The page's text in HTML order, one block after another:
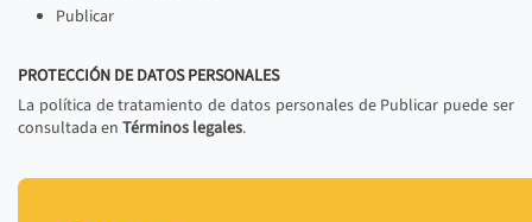
Publicar
PROTECCIÓN DE DATOS PERSONALES
La política de tratamiento de datos personales de Publicar puede ser
consultada en Términos legales.